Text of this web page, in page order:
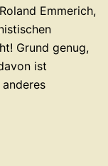
Emmerich,
Grund genug,
ist